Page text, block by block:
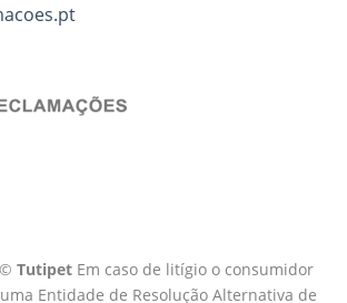
Tutipet Em caso de litígio o consumidor
Entidade de Resolução Alternativa de